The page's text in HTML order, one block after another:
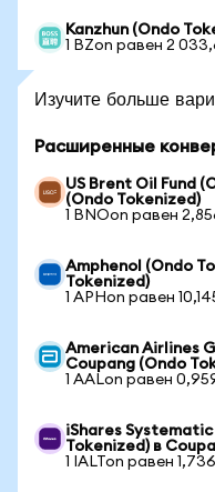
Kanzhun (Ondo
1 BZon равен 2
Изучите больше
Расширенные
US Brent Oil Fund
(Ondo Tokenized)
1 BNOon равен
Amphenol (Ondo
Tokenized)
1 APHon равен
American Airlines
Coupang (Ondo
1 AALon равен
iShares
Tokenized) в
1 IALTon равен